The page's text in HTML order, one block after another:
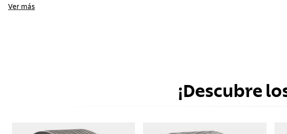
Ver más
¡Descubre